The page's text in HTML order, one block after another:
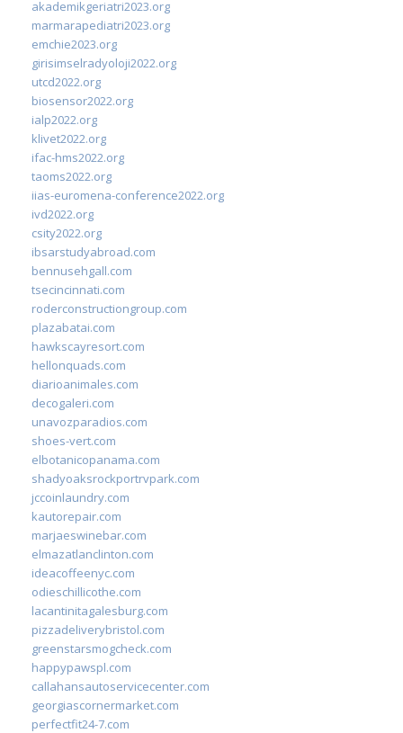
akademikgeriatri2023.org
marmarapediatri2023.org
emchie2023.org
girisimselradyoloji2022.org
utcd2022.org
biosensor2022.org
ialp2022.org
klivet2022.org
ifac-hms2022.org
taoms2022.org
iias-euromena-conference2022.org
ivd2022.org
csity2022.org
ibsarstudyabroad.com
bennusehgall.com
tsecincinnati.com
roderconstructiongroup.com
plazabatai.com
hawkscayresort.com
hellonquads.com
diarioanimales.com
decogaleri.com
unavozparadios.com
shoes-vert.com
elbotanicopanama.com
shadyoaksrockportrvpark.com
jccoinlaundry.com
kautorepair.com
marjaeswinebar.com
elmazatlanclinton.com
ideacoffeenyc.com
odieschillicothe.com
lacantinitagalesburg.com
pizzadeliverybristol.com
greenstarsmogcheck.com
happypawspl.com
callahansautoservicecenter.com
georgiascornermarket.com
perfectfit24-7.com